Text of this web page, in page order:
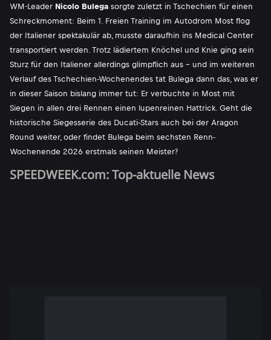
WM-Leader Nicolo Bulega sorgte zuletzt in Tschechien für einen
Schreckmoment: Beim 1. Freien Training im Autodrom Most flog
der Italiener spektakulär ab, musste daraufhin ins Medical Center
transportiert werden. Trotz lädiertem Knöchel und Knie ging sein
Sturz für den Italiener allerdings glimpflich aus - und im weiteren
Verlauf des Tschechien-Wochenendes tat Bulega dann das, was er
in dieser Saison bislang immer tut: Er verbuchte in Most mit
Siegen in allen drei Rennen einen lupenreinen Hattrick. Geht die
historische Siegesserie des Ducati-Stars auch bei der Aragon
Round weiter, oder findet Bulega beim sechsten Renn-
Wochenende 2026 erstmals seinen Meister?
SPEEDWEEK.com: Top-aktuelle News